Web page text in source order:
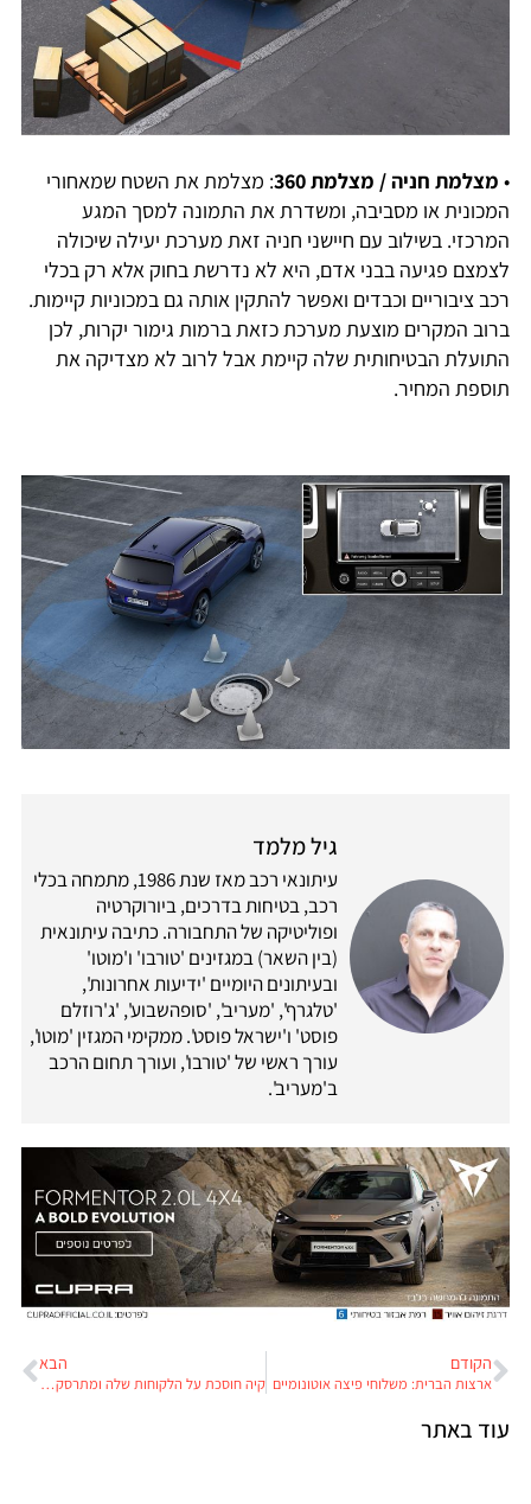
• מצלמת חניה / מצלמת 360
: מצלמת את השטח שמאחורי
המכונית או מסביבה, ומשדרת את התמונה למסך המגע
המרכזי. בשילוב עם חיישני חניה זאת מערכת יעילה שיכולה
לצמצם פגיעה בבני אדם, היא לא נדרשת בחוק אלא רק בכלי
רכב ציבוריים וכבדים ואפשר להתקין אותה גם במכוניות קיימות.
ברוב המקרים מוצעת מערכת כזאת ברמות גימור יקרות, לכן
התועלת הבטיחותית שלה קיימת אבל לרוב לא מצדיקה את
תוספת המחיר.
גיל מלמד
עיתונאי רכב מאז שנת 1986, מתמחה בכלי
רכב, בטיחות בדרכים, ביורוקרטיה
ופוליטיקה של התחבורה. כתיבה עיתונאית
(בין השאר) במגזינים 'טורבו' ו'מוטו'
ובעיתונים היומיים 'ידיעות אחרונות',
'טלגרף', 'מעריב', 'סופהשבוע', 'ג'רוזלם
פוסט' ו'ישראל פוסט'. ממקימי המגזין 'מוטו',
עורך ראשי של 'טורבו', ועורך תחום הרכב
ב'מעריב'.
הקודם
ארצות הברית: משלוחי פיצה אוטונומיים
הבא
קיה חוסכת על הלקוחות שלה ומתרסקת ב-Euro NCAP
עוד באתר